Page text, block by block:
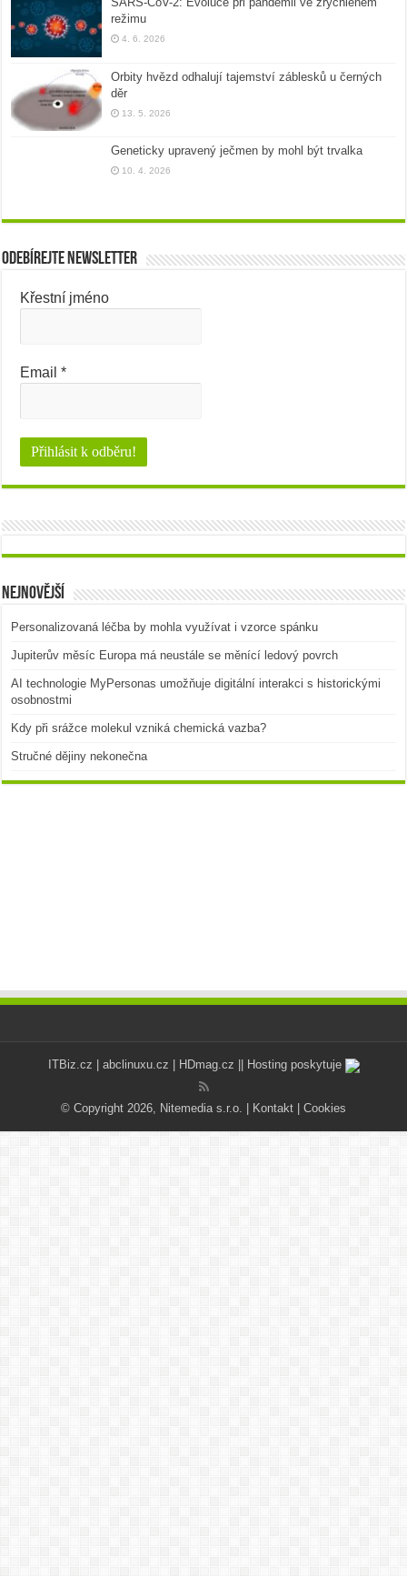
režimu
4. 6. 2026
Orbity hvězd odhalují tajemství záblesků u černých
děr
13. 5. 2026
Geneticky upravený ječmen by mohl být trvalka
10. 4. 2026
Odebírejte newsletter
Křestní jméno
Email*
Nejnovější
Personalizovaná léčba by mohla využívat i vzorce spánku
Jupiterův měsíc Europa má neustále se měnící ledový povrch
AI technologie MyPersonas umožňuje digitální interakci s historickými
osobnostmi
Kdy při srážce molekul vzniká chemická vazba?
Stručné dějiny nekonečna
ITBiz.cz abclinuxu.cz HDmag.cz || Hosting poskytuje
© Copyright 2026, Nitemedia s.r.o. | Kontakt Cookies